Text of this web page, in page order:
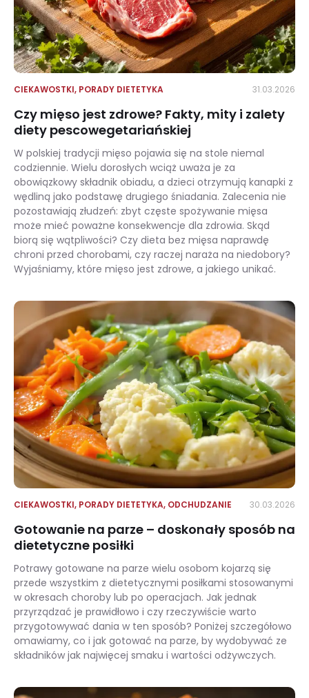
CIEKAWOSTKI, PORADY DIETETYKA 31.03.2026
Czy mięso jest zdrowe? Fakty, mity i zalety
diety pescowegetariańskiej
W polskiej tradycji mięso pojawia się na stole niemal
codziennie. Wielu dorosłych wciąż uważa je za
obowiązkowy składnik obiadu, a dzieci otrzymują kanapki z
wędliną jako podstawę drugiego śniadania. Zalecenia nie
pozostawiają złudzeń: zbyt częste spożywanie mięsa
może mieć poważne konsekwencje dla zdrowia. Skąd
biorą się wątpliwości? Czy dieta bez mięsa naprawdę
chroni przed chorobami, czy raczej naraża na niedobory?
Wyjaśniamy, które mięso jest zdrowe, a jakiego unikać.
CIEKAWOSTKI, PORADY DIETETYKA, ODCHUDZANIE 30.03.2026
Gotowanie na parze – doskonały sposób na
dietetyczne posiłki
Potrawy gotowane na parze wielu osobom kojarzą się
przede wszystkim z dietetycznymi posiłkami stosowanymi
w okresach choroby lub po operacjach. Jak jednak
przyrządzać je prawidłowo i czy rzeczywiście warto
przygotowywać dania w ten sposób? Poniżej szczegółowo
omawiamy, co i jak gotować na parze, by wydobywać ze
składników jak najwięcej smaku i wartości odżywczych.